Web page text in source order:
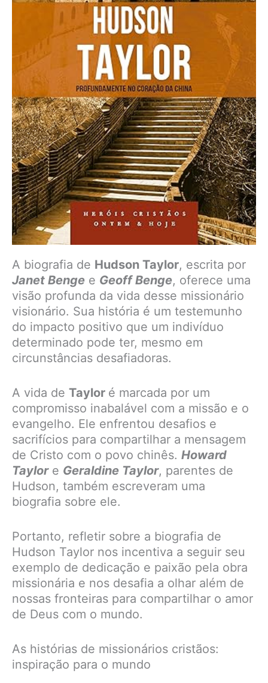
A biografia de Hudson Taylor, escrita por
Janet Benge e Geoff Benge, oferece uma
visão profunda da vida desse missionário
visionário. Sua história é um testemunho
do impacto positivo que um indivíduo
determinado pode ter, mesmo em
circunstâncias desafiadoras.
A vida de Taylor é marcada por um
compromisso inabalável com a missão e o
evangelho. Ele enfrentou desafios e
sacrifícios para compartilhar a mensagem
de Cristo com o povo chinês. Howard
Taylore Geraldine Taylor, parentes de
Hudson, também escreveram uma
biografia sobre ele.
Portanto, refletir sobre a biografia de
Hudson Taylor nos incentiva a seguir seu
exemplo de dedicação e paixão pela obra
missionária e nos desafia a olhar além de
nossas fronteiras para compartilhar o amor
de Deus com o mundo.
As histórias de missionários cristãos:
inspiração para o mundo